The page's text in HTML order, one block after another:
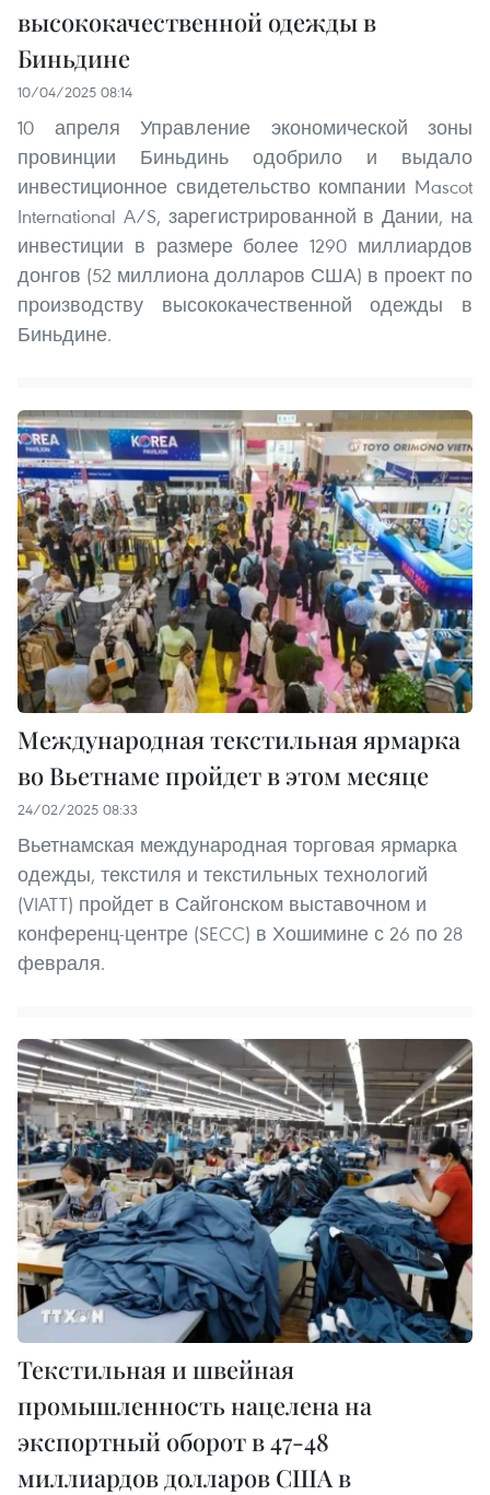
высококачественной одежды в
Биньдине
10/04/2025 08:14
10 апреля Управление экономической зоны
провинции Биньдинь одобрило и выдало
инвестиционное свидетельство компании Mascot
International A/S, зарегистрированной в Дании, на
инвестиции в размере более 1290 миллиардов
донгов (52 миллиона долларов США) в проект по
производству высококачественной одежды в
Биньдине.
Международная текстильная ярмарка
во Вьетнаме пройдет в этом месяце
24/02/2025 08:33
Вьетнамская международная торговая ярмарка
одежды, текстиля и текстильных технологий
(VIATT) пройдет в Сайгонском выставочном и
конференц-центре (SECC) в Хошимине с 26 по 28
февраля.
Текстильная и швейная
промышленность нацелена на
экспортный оборот в 47-48
миллиардов долларов США в